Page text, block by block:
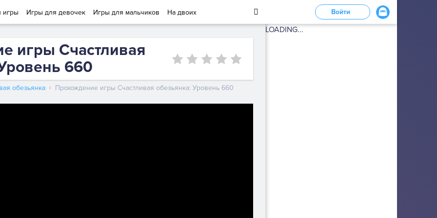
игры Игры для девочек Игры для мальчиков На двоих Войти
игры Счастливая
660
обезьянка Прохождение игры Счастливая обезьянка: Уровень 660
LOADING...